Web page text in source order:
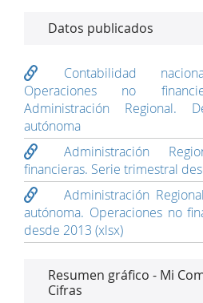
Datos publicados
Contabilidad
Operaciones no
Administración Regional.
autónoma
Administración
financieras. Serie trimestral
Administración
autónoma. Operaciones no
desde 2013 (xlsx)
Resumen gráfico - Mi
Cifras